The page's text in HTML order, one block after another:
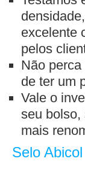
excelente
pelos
Não
de ter um
Vale o
seu bolso,
mais
Selo